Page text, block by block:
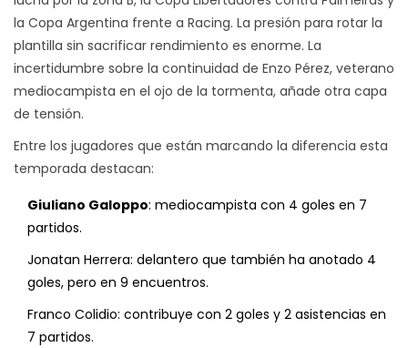
la Copa Argentina frente a Racing. La presión para rotar la
plantilla sin sacrificar rendimiento es enorme. La
incertidumbre sobre la continuidad de Enzo Pérez, veterano
mediocampista en el ojo de la tormenta, añade otra capa
de tensión.
Entre los jugadores que están marcando la diferencia esta
temporada destacan:
Giuliano Galoppo: mediocampista con 4 goles en 7
partidos.
Jonatan Herrera: delantero que también ha anotado 4
goles, pero en 9 encuentros.
Franco Colidio: contribuye con 2 goles y 2 asistencias en
7 partidos.